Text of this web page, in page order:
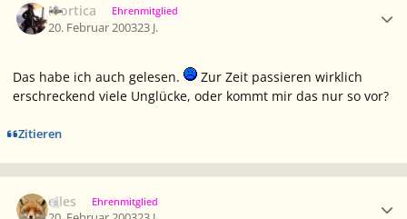
Mortica Ehrenmitglied
20. Februar 200323 J.
Das habe ich auch gelesen.
Zur Zeit passieren wirklich
erschreckend viele Unglücke, oder kommt mir das nur so vor?
Zitieren
elles Ehrenmitglied